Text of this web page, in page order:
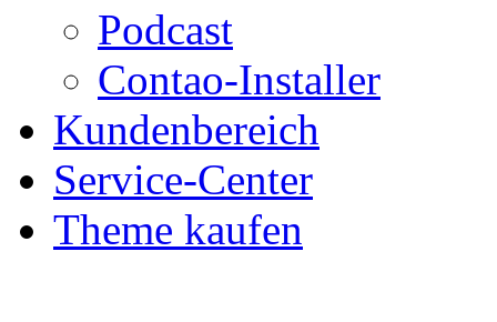
Podcast
Contao-Installer
Kundenbereich
Service-Center
Theme kaufen